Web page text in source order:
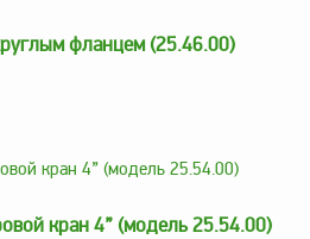
фланцем (25.46.00)
кран 4” (модель 25.54.00)